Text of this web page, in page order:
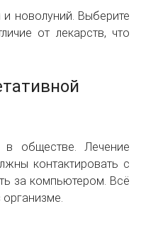
новолуний. Выберите
от лекарств, что
в обществе. Лечение
контактировать с
за компьютером. Всё